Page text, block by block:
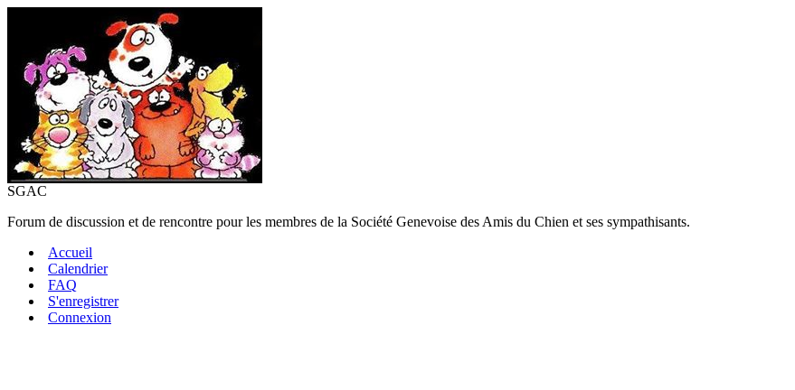
SGAC
Forum de discussion et de rencontre pour les membres de la Société Genevoise des Amis du Chien et ses sympathisants.
Accueil
Calendrier
FAQ
S'enregistrer
Connexion